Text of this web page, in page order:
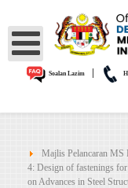
Soalan Lazim|
Majlis Pelancaran MS
4: Design of fastenings for
on Advances in Steel